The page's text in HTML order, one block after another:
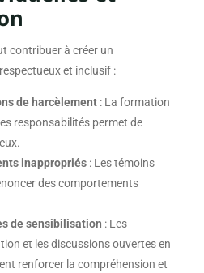
contribuer à créer un
et inclusif :
de harcèlement: La formation
responsabilités permet de
inappropriés: Les témoins
des comportements
de sensibilisation : Les
et les discussions ouvertes en
renforcer la compréhension et